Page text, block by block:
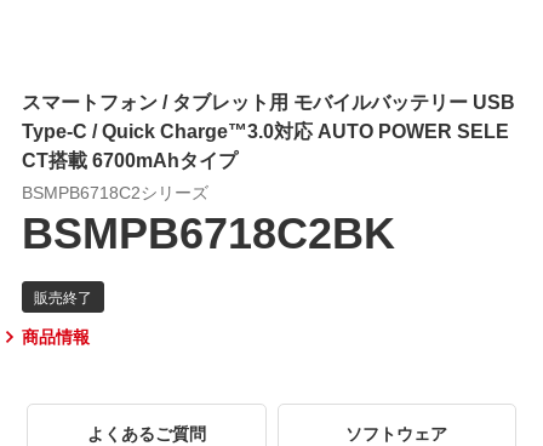
スマートフォン / タブレット用 モバイルバッテリー USB
Type-C / Quick Charge™3.0対応 AUTO POWER SELE
CT搭載 6700mAhタイプ
BSMPB6718C2シリーズ
BSMPB6718C2BK
商品情報
よくあるご質問 ソフトウェア